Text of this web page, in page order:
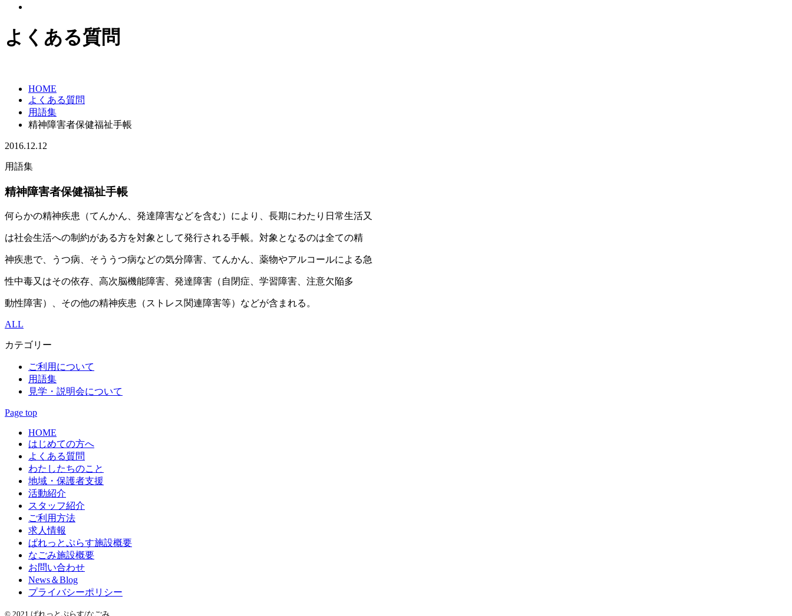
よくある質問
HOME
よくある質問
用語集
精神障害者保健福祉手帳
2016.12.12
用語集
精神障害者保健福祉手帳
何らかの精神疾患（てんかん、発達障害などを含む）により、長期にわたり日常生活又
は社会生活への制約がある方を対象として発行される手帳。対象となるのは全ての精
神疾患で、うつ病、そううつ病などの気分障害、てんかん、薬物やアルコールによる急
性中毒又はその依存、高次脳機能障害、発達障害（自閉症、学習障害、注意欠陥多
動性障害）、その他の精神疾患（ストレス関連障害等）などが含まれる。
ALL
カテゴリー
ご利用について
用語集
見学・説明会について
Page top
HOME
はじめての方へ
よくある質問
わたしたちのこと
地域・保護者支援
活動紹介
スタッフ紹介
ご利用方法
求人情報
ぱれっとぷらす施設概要
なごみ施設概要
お問い合わせ
News＆Blog
プライバシーポリシー
© 2021 ぱれっとぷらす/なごみ.